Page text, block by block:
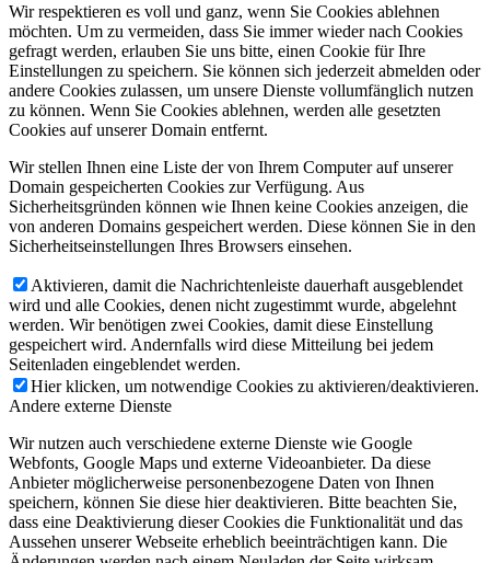
Wir respektieren es voll und ganz, wenn Sie Cookies ablehnen
möchten. Um zu vermeiden, dass Sie immer wieder nach Cookies
gefragt werden, erlauben Sie uns bitte, einen Cookie für Ihre
Einstellungen zu speichern. Sie können sich jederzeit abmelden oder
andere Cookies zulassen, um unsere Dienste vollumfänglich nutzen
zu können. Wenn Sie Cookies ablehnen, werden alle gesetzten
Cookies auf unserer Domain entfernt.
Wir stellen Ihnen eine Liste der von Ihrem Computer auf unserer
Domain gespeicherten Cookies zur Verfügung. Aus
Sicherheitsgründen können wie Ihnen keine Cookies anzeigen, die
von anderen Domains gespeichert werden. Diese können Sie in den
Sicherheitseinstellungen Ihres Browsers einsehen.
Aktivieren, damit die Nachrichtenleiste dauerhaft ausgeblendet
wird und alle Cookies, denen nicht zugestimmt wurde, abgelehnt
werden. Wir benötigen zwei Cookies, damit diese Einstellung
gespeichert wird. Andernfalls wird diese Mitteilung bei jedem
Seitenladen eingeblendet werden.
Hier klicken, um notwendige Cookies zu aktivieren/deaktivieren.
Andere externe Dienste
Wir nutzen auch verschiedene externe Dienste wie Google
Webfonts, Google Maps und externe Videoanbieter. Da diese
Anbieter möglicherweise personenbezogene Daten von Ihnen
speichern, können Sie diese hier deaktivieren. Bitte beachten Sie,
dass eine Deaktivierung dieser Cookies die Funktionalität und das
Aussehen unserer Webseite erheblich beeinträchtigen kann. Die